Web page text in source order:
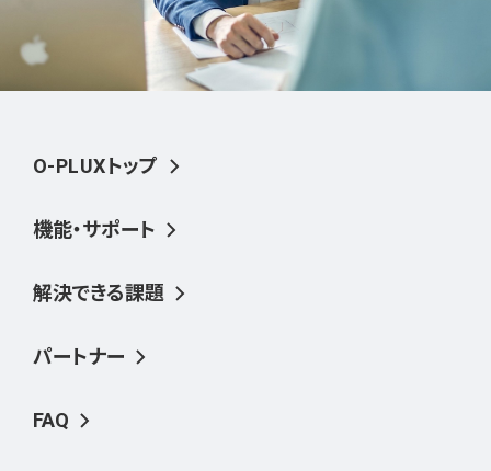
O-PLUXトップ
機能・サポート
解決できる課題
パートナー
FAQ